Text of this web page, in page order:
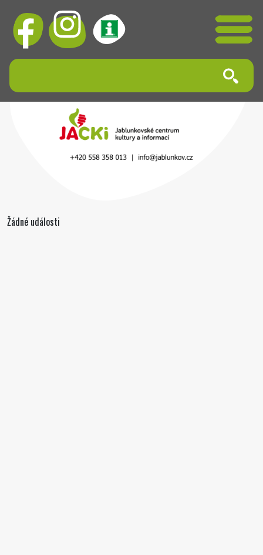
Žádné události